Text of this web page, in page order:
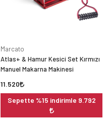
Marcato
Atlas+ & Hamur Kesici Set Kırmızı
Manuel Makarna Makinesi
11.520
Sepette %15 indirimle 9.792